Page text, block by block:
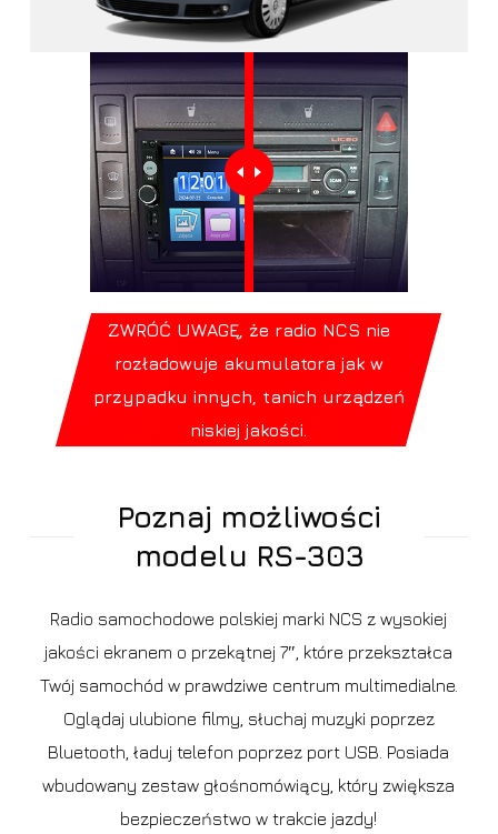
ZWRÓĆ UWAGĘ, że radio NCS nie
rozładowuje akumulatora jak w
przypadku innych, tanich urządzeń
niskiej jakości.
Poznaj możliwości
modelu RS-303
Radio samochodowe polskiej marki NCS z wysokiej
jakości ekranem o przekątnej 7″, które przekształca
Twój samochód w prawdziwe centrum multimedialne.
Oglądaj ulubione filmy, słuchaj muzyki poprzez
Bluetooth, ładuj telefon poprzez port USB. Posiada
wbudowany zestaw głośnomówiący, który zwiększa
bezpieczeństwo w trakcie jazdy!